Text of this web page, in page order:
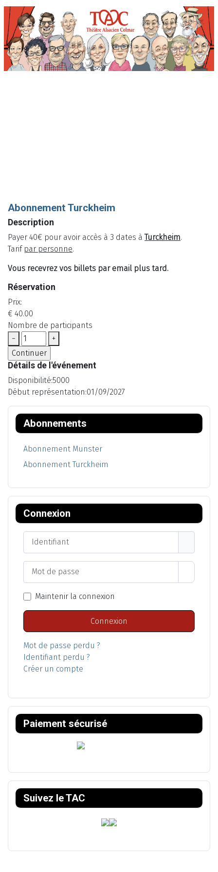
Abonnement Turckheim
Description
Payer 40€ pour avoir accès à 3 dates àTurckheim.
Tarif par personne.
Vous recevrez vos billets par email plus tard.
Réservation
Prix:
€ 40.00
Nombre de participants
−
+
Détails de l'événement
Disponibilité:5000
Début représentation:01/09/2027
Abonnements
Abonnement Munster
Abonnement Turckheim
Connexion
Identifiant
Mot de passe
Maintenir la connexion
Connexion
Mot de passe perdu ?
Identifiant perdu ?
Créer un compte
Paiement sécurisé
Suivez le TAC